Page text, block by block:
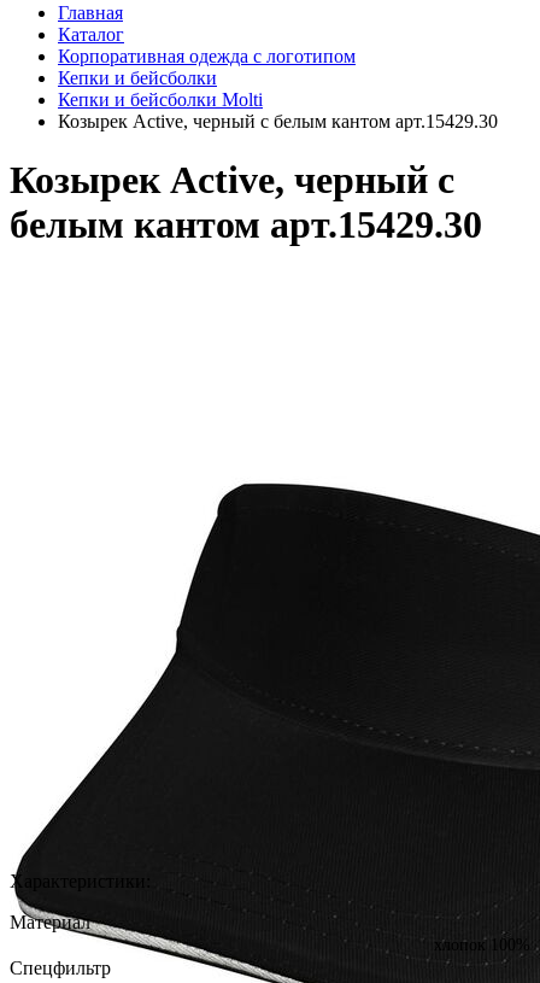
Главная
Каталог
Корпоративная одежда с логотипом
Кепки и бейсболки
Кепки и бейсболки Molti
Козырек Active, черный с белым кантом арт.15429.30
Козырек Active, черный с
белым кантом арт.15429.30
Характеристики:
Материал
хлопок 100%
Спецфильтр